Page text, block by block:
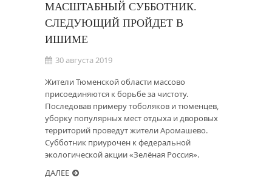
МАСШТАБНЫЙ СУББОТНИК.
СЛЕДУЮЩИЙ ПРОЙДЕТ В
ИШИМЕ
30 августа 2019
Жители Тюменской области массово
присоединяются к борьбе за чистоту.
Последовав примеру тоболяков и тюменцев,
уборку популярных мест отдыха и дворовых
территорий проведут жители Аромашево.
Субботник приурочен к федеральной
экологической акции «Зелёная Россия».
ДАЛЕЕ